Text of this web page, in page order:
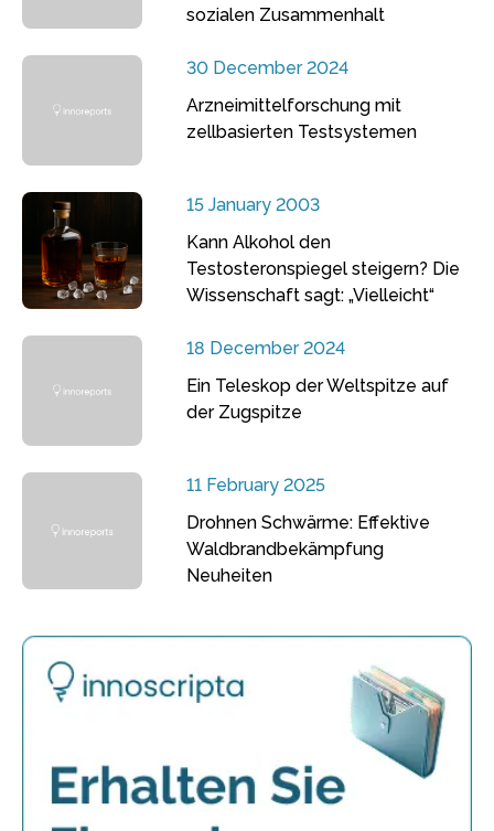
sozialen Zusammenhalt
30 December 2024
Arzneimittelforschung mit
zellbasierten Testsystemen
15 January 2003
Kann Alkohol den
Testosteronspiegel steigern? Die
Wissenschaft sagt: „Vielleicht“
18 December 2024
Ein Teleskop der Weltspitze auf
der Zugspitze
11 February 2025
Drohnen Schwärme: Effektive
Waldbrandbekämpfung
Neuheiten